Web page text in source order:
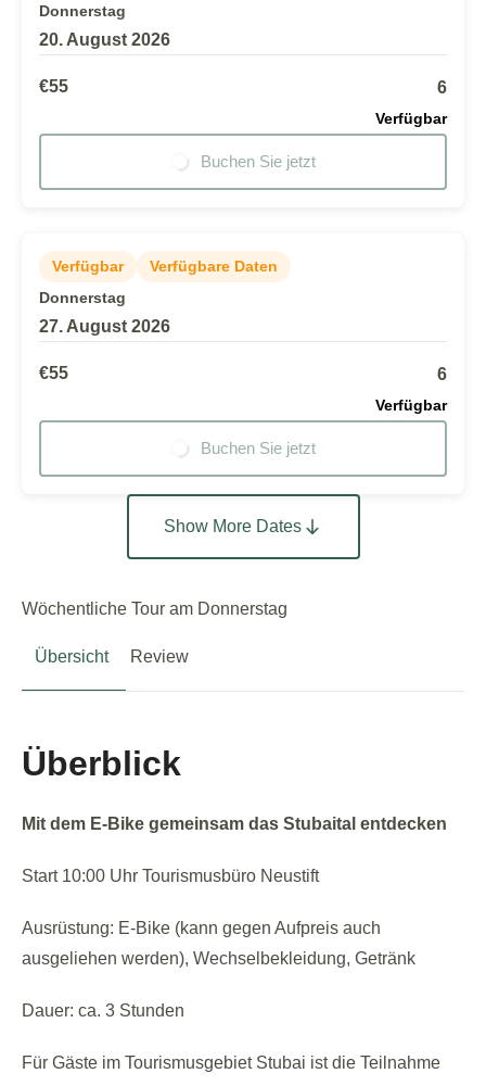
Donnerstag
20. August 2026
€55 6
Verfügbar
Buchen Sie jetzt
Verfügbar
Verfügbare Daten
Donnerstag
27. August 2026
€55 6
Verfügbar
Buchen Sie jetzt
Show More Dates
Wöchentliche Tour am Donnerstag
Übersicht Review
Überblick
Mit dem E-Bike gemeinsam das Stubaital entdecken
Start 10:00 Uhr Tourismusbüro Neustift
Ausrüstung: E-Bike (kann gegen Aufpreis auch
ausgeliehen werden), Wechselbekleidung, Getränk
Dauer: ca. 3 Stunden
Für Gäste im Tourismusgebiet Stubai ist die Teilnahme